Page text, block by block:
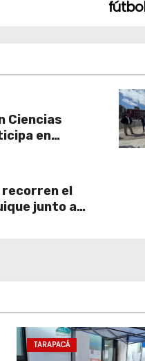
Ciencias
en
y migración
el
junto a
TARAPACÁ